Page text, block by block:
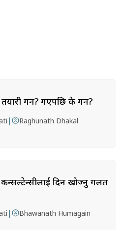
गर्ने? गएपछि के गर्ने?
| Raghunath Dhakal
कन्सल्टेन्सीलाई दिन खोज्नु गलत
| Bhawanath Humagain